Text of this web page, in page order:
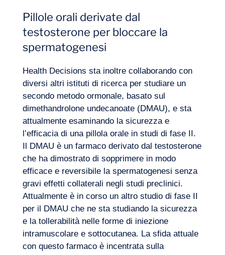
Diario di bordo
Pillole orali derivate dal
testosterone per bloccare la
spermatogenesi
Health Decisions sta inoltre collaborando con
diversi altri istituti di ricerca per studiare un
secondo metodo ormonale, basato sul
dimethandrolone undecanoate (DMAU), e sta
attualmente esaminando la sicurezza e
l’efficacia di una pillola orale in studi di fase II.
Il DMAU è un farmaco derivato dal testosterone
che ha dimostrato di sopprimere in modo
efficace e reversibile la spermatogenesi senza
gravi effetti collaterali negli studi preclinici.
Attualmente è in corso un altro studio di fase II
per il DMAU che ne sta studiando la sicurezza
e la tollerabilità nelle forme di iniezione
intramuscolare e sottocutanea. La sfida attuale
con questo farmaco è incentrata sulla